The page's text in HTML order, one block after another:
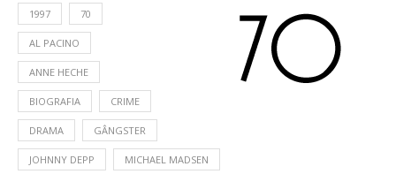
1997 70
AL PACINO
ANNE HECHE
BIOGRAFIA CRIME
DRAMA GÂNGSTER
JOHNNY DEPP MICHAEL MADSEN